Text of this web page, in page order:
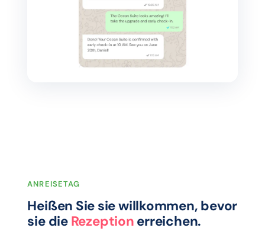
ANREISETAG
Heißen Sie sie willkommen, bevor
sie die Rezeption erreichen.